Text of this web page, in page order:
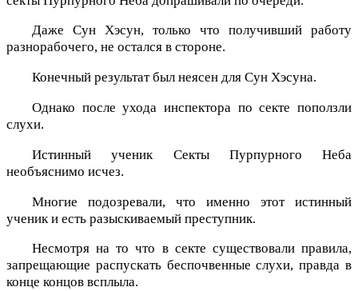
Даже Сун Хэсун, только что получивший работу
разнорабочего, не остался в стороне.
Конечный результат был неясен для Сун Хэсуна.
Однако после ухода инспектора по секте поползли
слухи.
Истинный ученик Секты Пурпурного Неба
необъяснимо исчез.
Многие подозревали, что именно этот истинный
ученик и есть разыскиваемый преступник.
Несмотря на то что в секте существовали правила,
запрещающие распускать беспочвенные слухи, правда в
конце концов всплыла.